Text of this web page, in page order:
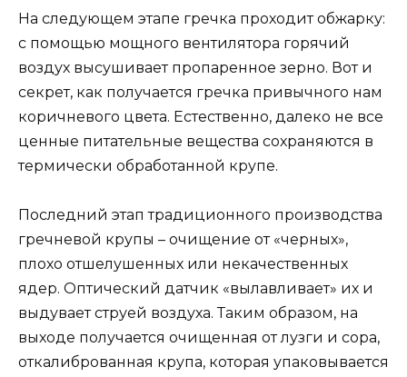
На следующем этапе гречка проходит обжарку:
с помощью мощного вентилятора горячий
воздух высушивает пропаренное зерно. Вот и
секрет, как получается гречка привычного нам
коричневого цвета. Естественно, далеко не все
ценные питательные вещества сохраняются в
термически обработанной крупе.
Последний этап традиционного производства
гречневой крупы – очищение от «черных»,
плохо отшелушенных или некачественных
ядер. Оптический датчик «вылавливает» их и
выдувает струей воздуха. Таким образом, на
выходе получается очищенная от лузги и сора,
откалиброванная крупа, которая упаковывается